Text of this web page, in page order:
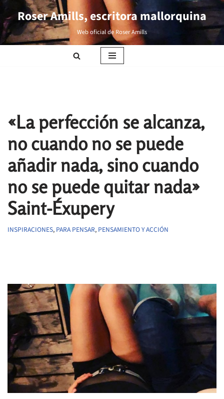
Saltar
al
Roser Amills, escritora mallorquina
Web oficial de Roser Amills
«La perfección se alcanza,
no cuando no se puede
añadir nada, sino cuando
no se puede quitar nada»
Saint-Éxupery
INSPIRACIONES, PARA PENSAR, PENSAMIENTO Y ACCIÓN